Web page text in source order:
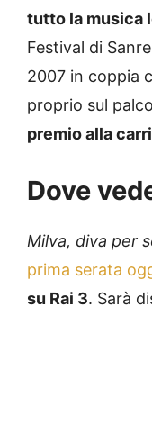
tutto la musica
Festival di
2007 in coppia
proprio sul
premio alla
Dove
Milva, diva per
prima serata
su Rai 3. Sarà